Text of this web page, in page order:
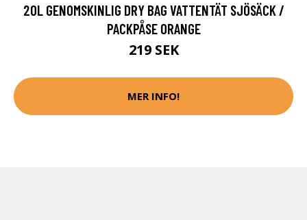
20L GENOMSKINLIG DRY BAG VATTENTÄT SJÖSÄCK /
PACKPÅSE ORANGE
219 SEK
MER INFO!